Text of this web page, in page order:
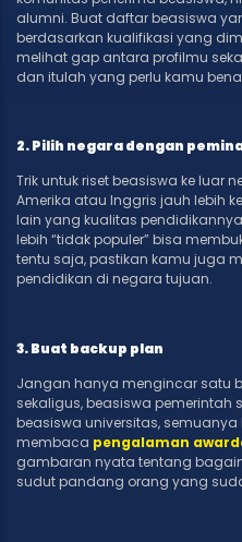
alumni. Buat daftar beasiswa
berdasarkan kualifikasi yang
melihat gap antara profilmu
dan itulah yang perlu kamu
2.Pilih negara dengan
Trik untuk riset beasiswa ke luar
Amerika atau Inggris jauh lebih
lain yang kualitas
lebih “tidak populer” bisa
tentu saja, pastikan kamu juga
pendidikan di negara tujuan.
3. Buat backup plan
Jangan hanya mengincar satu
sekaligus, beasiswa pemerintah
beasiswa universitas,
membaca pengalaman
gambaran nyata tentang
sudut pandang orang yang